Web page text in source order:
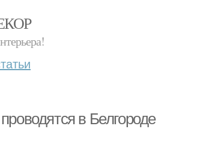
в Белгороде